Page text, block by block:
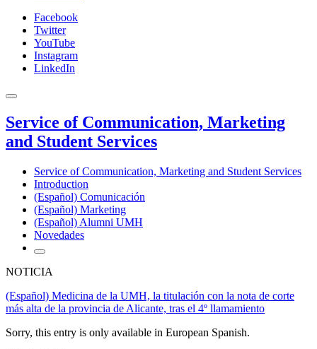
Facebook
Twitter
YouTube
Instagram
LinkedIn
Service of Communication, Marketing
and Student Services
Service of Communication, Marketing and Student Services
Introduction
(Español) Comunicación
(Español) Marketing
(Español) Alumni UMH
Novedades
NOTICIA
(Español) Medicina de la UMH, la titulación con la nota de corte
más alta de la provincia de Alicante, tras el 4º llamamiento
Sorry, this entry is only available in European Spanish.